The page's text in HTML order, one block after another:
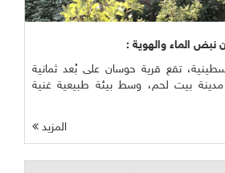
نبض الماء والهوية :
تقع قرية حوسان على بُعد ثمانية
بيت لحم، وسط بيئة طبيعية غنية
المزيد